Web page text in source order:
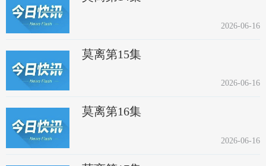
2026-06-16
莫离第15集
2026-06-16
莫离第16集
2026-06-16